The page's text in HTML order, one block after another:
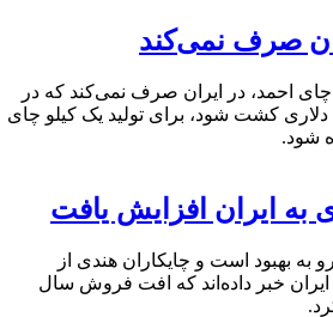
صرف نمی‌کند
احمد، در ایران صرف نمی‌کند که در
زمین‌های محدود، چای ۱-۲ دلاری کشت شود، برای تولید یک کیلو چای
ایران افزایش یافت
به بهبود است و چایکاران هندی از
خبر داده‌اند که افت فروش سال